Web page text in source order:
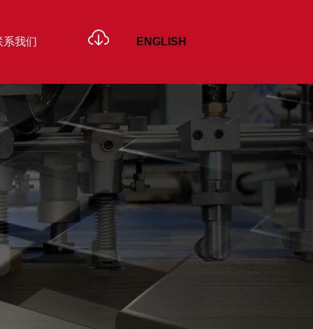
高速裱纸机
- GTM 高速裱纸机
- KTM 高速裱纸机
- FZ 全自动翻转机
系我们 ENGLISH